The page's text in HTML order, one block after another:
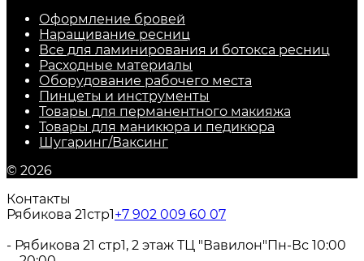
Оформление бровей
Наращивание ресниц
Все для ламинирования и ботокса ресниц
Расходные материалы
Оборудование рабочего места
Пинцеты и инструменты
Товары для перманентного макияжа
Товары для маникюра и педикюра
Шугаринг/Ваксинг
© 2026
Контакты
Рябикова 21стр1+7 902 009 60 07
- Рябикова 21 стр1, 2 этаж ТЦ "Вавилон"Пн-Вс 10:00